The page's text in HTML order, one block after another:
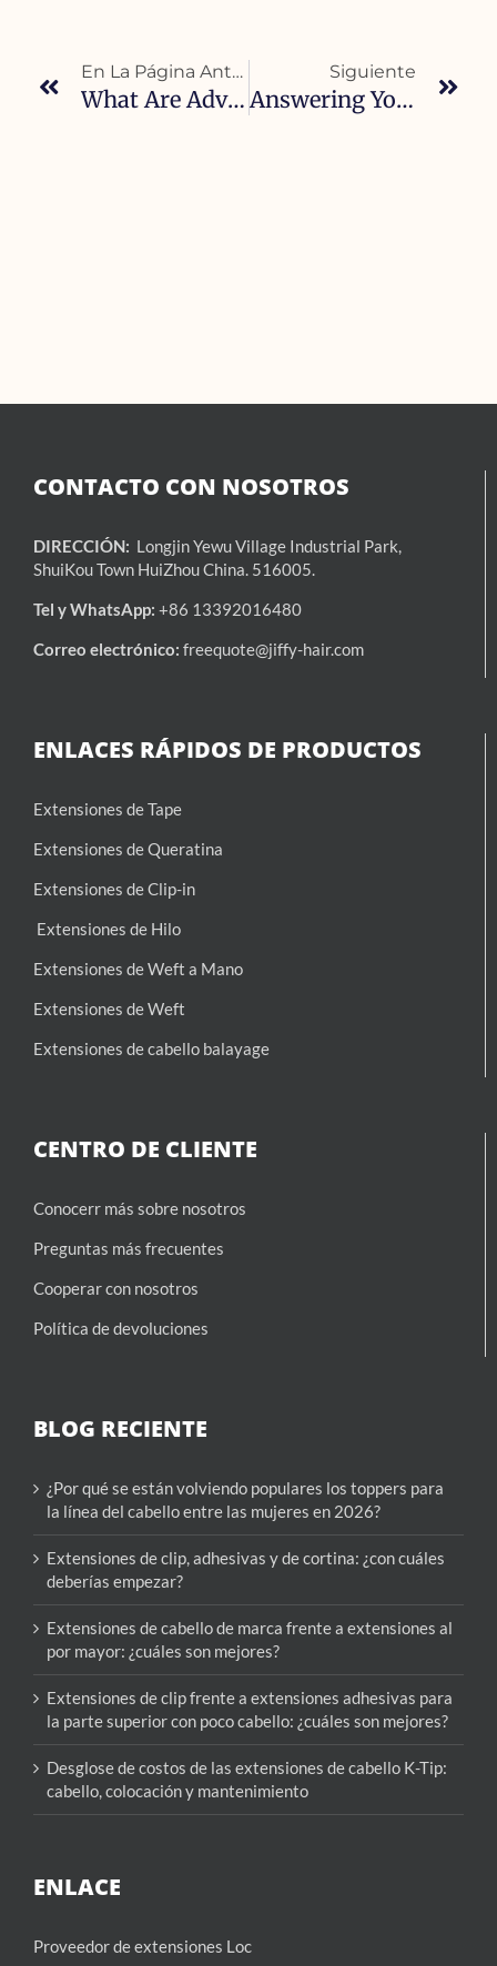
En La Página Anterior
What Are Advantages Of Halo Hair Extensions Over Tape-In?
Siguiente
Answering Your Hair Extension Questions.
CONTACTO CON NOSOTROS
DIRECCIÓN: Longjin Yewu Village Industrial Park,
ShuiKou Town HuiZhou China. 516005.
Tel y WhatsApp: +86 13392016480
Correo electrónico: freequote@jiffy-hair.com
ENLACES RÁPIDOS DE PRODUCTOS
Extensiones de Tape
Extensiones de Queratina
Extensiones de Clip-in
Extensiones de Hilo
Extensiones de Weft a Mano
Extensiones de Weft
Extensiones de cabello balayage
CENTRO DE CLIENTE
Conocerr más sobre nosotros
Preguntas más frecuentes
Cooperar con nosotros
Política de devoluciones
BLOG RECIENTE
¿Por qué se están volviendo populares los toppers para
la línea del cabello entre las mujeres en 2026?
Extensiones de clip, adhesivas y de cortina: ¿con cuáles
deberías empezar?
Extensiones de cabello de marca frente a extensiones al
por mayor: ¿cuáles son mejores?
Extensiones de clip frente a extensiones adhesivas para
la parte superior con poco cabello: ¿cuáles son mejores?
Desglose de costos de las extensiones de cabello K-Tip:
cabello, colocación y mantenimiento
ENLACE
Proveedor de extensiones Loc